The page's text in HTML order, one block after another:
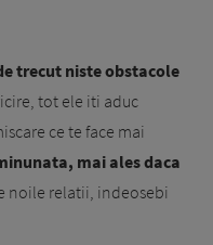
trecut niste obstacole
tot ele iti aduc
ce te face mai
mai ales daca
noile relatii, indeosebi